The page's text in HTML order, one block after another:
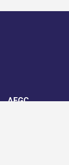
AFGC